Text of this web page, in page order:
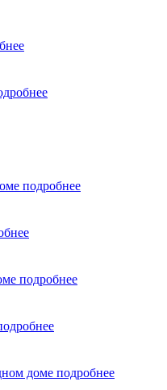
подробнее
подробнее
доме подробнее